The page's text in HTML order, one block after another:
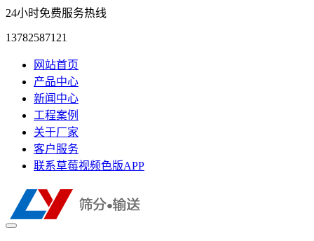
24小时免费服务热线
13782587121
网站首页
产品中心
新闻中心
工程案例
关于厂家
客户服务
联系草莓视频色版APP